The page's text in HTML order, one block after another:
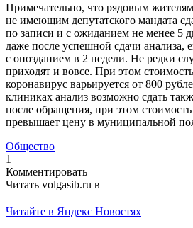
Примечательно, что рядовым
не имеющим депутатского мандата
по записи и с ожиданием не менее 5
даже после успешной сдачи анализа,
с опозданием в 2 недели. Не редки
приходят и вовсе. При этом
коронавирус варьируется от 800
клиниках анализ возможно сдать
после обращения, при этом
превышает цену в муниципальной
Общество
1
Комментировать
Читать volgasib.ru в
Читайте в Яндекс Новостях